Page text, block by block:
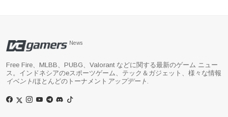
News
Free Fire、MLBB、PUBG、Valorant などに関する最新のゲーム ニュー
ス。インドネシアのeスポーツゲーム、テック＆ガジェット、様々な情報
イベント/ほとんどのトーナメント アップデート .